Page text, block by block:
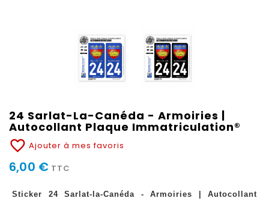
24 Sarlat-La-Canéda - Armoiries |
Autocollant Plaque Immatriculation®
favorite_border Ajouter à mes favoris
6,00 € TTC
Sticker 24 Sarlat-la-Canéda - Armoiries | Autocollant